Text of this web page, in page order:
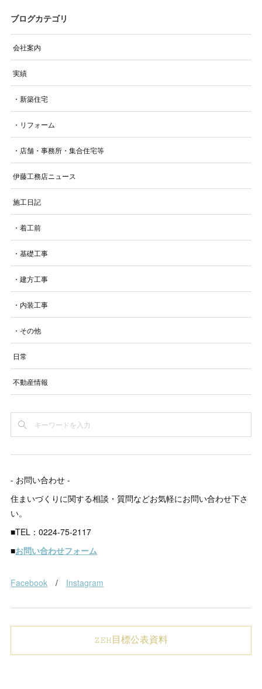
ブログカテゴリ
会社案内
実績
・新築住宅
・リフォーム
・店舗・事務所・集合住宅等
伊藤工務店ニュース
施工日記
・着工前
・基礎工事
・建方工事
・内装工事
・その他
日常
不動産情報
- お問い合わせ -
住まいづくりに関する相談・質問などお気軽にお問い合わせ下さ
い。
■TEL：0224-75-2117
■お問い合わせフォーム
Facebook / Instagram
ZEH目標公表資料